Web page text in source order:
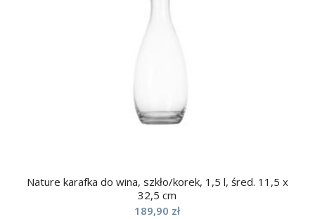
Nature karafka do wina, szkło/korek, 1,5 l, śred. 11,5 x
32,5 cm
189,90 zł